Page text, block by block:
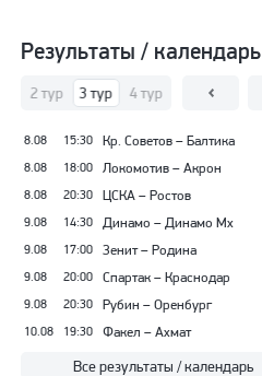
Результаты / календарь
2 тур 3 тур 4 тур 5 тур
8.08 15:30 Кр. Советов – Балтика
8.08 18:00 Локомотив – Акрон
8.08 20:30 ЦСКА – Ростов
9.08 14:30 Динамо – Динамо Мх
9.08 17:00 Зенит – Родина
9.08 20:00 Спартак – Краснодар
9.08 20:30 Рубин – Оренбург
10.08 19:30 Факел – Ахмат
Все результаты / календарь